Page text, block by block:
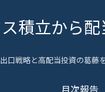
積立から
口戦略と高配当投資の葛藤
月次報告